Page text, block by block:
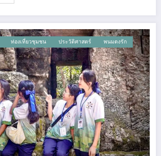
ท่องเที่ยวชุมชน ประวัติศาสตร์ พนมดงรัก